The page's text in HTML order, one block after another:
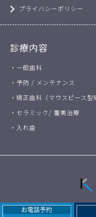
プライバシーポリシー
診療内容
・一般歯科
・予防 / メンテナンス
・矯正歯科（マウスピース型
・セラミック/ 審美治療
・入れ歯
Copyright © 康生